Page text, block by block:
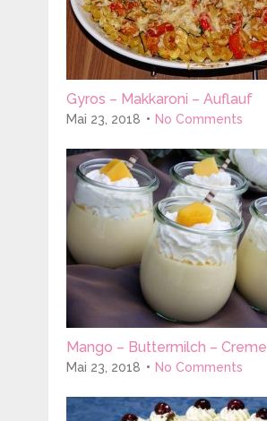
Gyros – Makkaroni – Auflauf
Mai 23, 2018 No Comments
Mango – Buttermilch – Creme
Mai 23, 2018 No Comments